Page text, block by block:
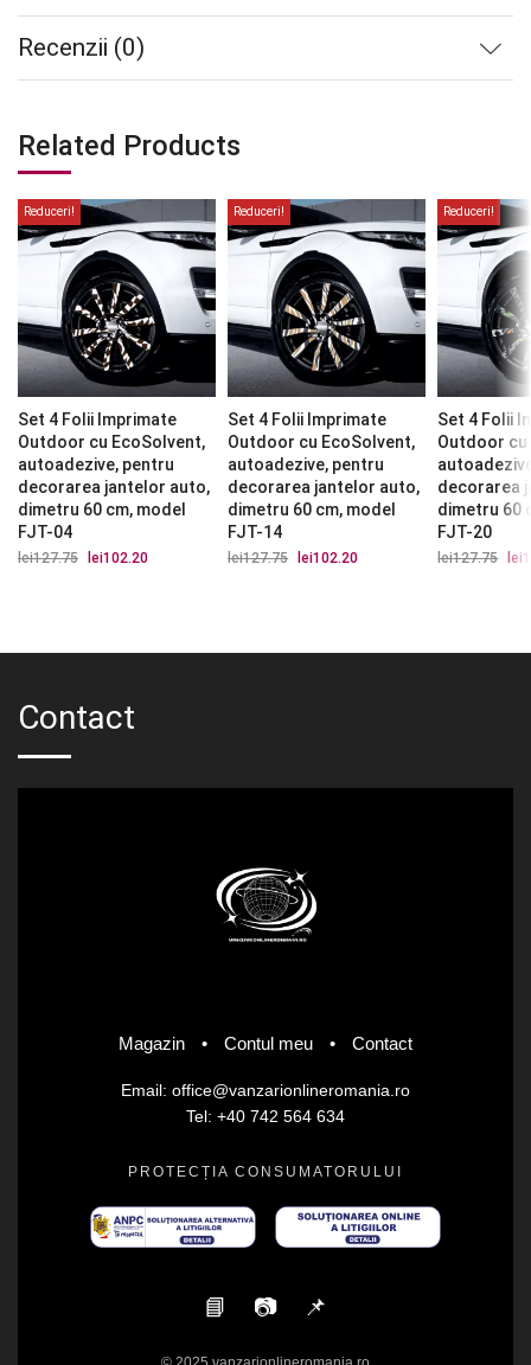
Recenzii (0)
Related Products
Reduceri!
Set 4 Folii Imprimate
Outdoor cu EcoSolvent,
autoadezive, pentru
decorarea jantelor auto,
dimetru 60 cm, model
FJT-04
lei127.75
Prețul
lei102.20
Reduceri!
Set 4 Folii Imprimate
Outdoor cu EcoSolvent,
autoadezive, pentru
decorarea jantelor auto,
dimetru 60 cm, model
FJT-14
lei127.75
Prețul
lei102.20
Reduceri!
Set 4 Folii
Outdoor cu
decorarea
dimetru 60
FJT-20
lei127.75 lei
Contact
Magazin • Contul meu • Contact
Email: office@vanzarionlineromania.ro
Tel: +40 742 564 634
PROTECȚIA CONSUMATORULUI
📘 📷 📌